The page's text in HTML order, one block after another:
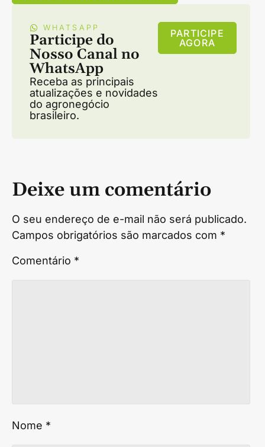
WHATSAPP
Participe do
Nosso Canal no
WhatsApp
Receba as principais
atualizações e novidades
do agronegócio
brasileiro.
PARTICIPE
AGORA
Deixe um comentário
O seu endereço de e-mail não será publicado.
Campos obrigatórios são marcados com *
Comentário *
Nome *